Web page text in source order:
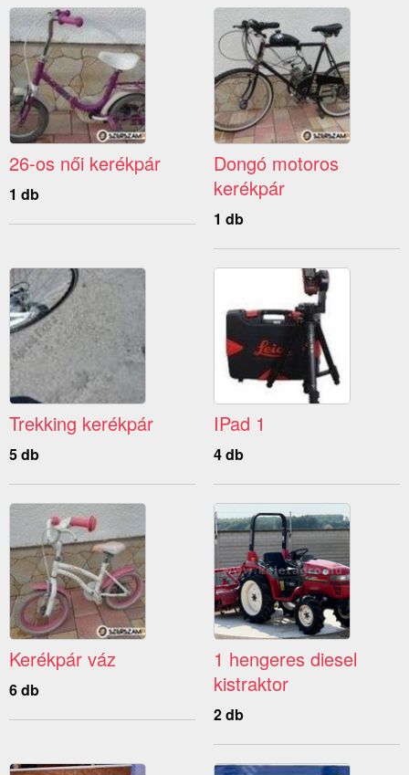
26-os női kerékpár
1 db
Dongó motoros
kerékpár
1 db
Trekking kerékpár
5 db
IPad 1
4 db
Kerékpár váz
6 db
1 hengeres diesel
kistraktor
2 db